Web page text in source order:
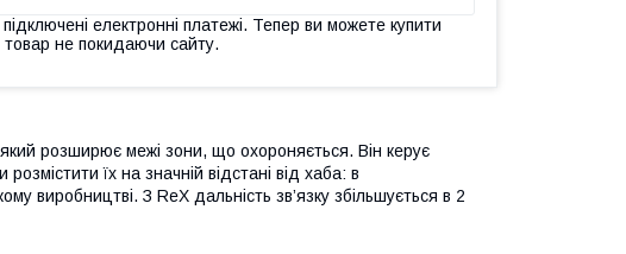
підключені електронні платежі. Тепер ви можете купити
не покидаючи сайту.
розширює межі зони, що охороняється. Він керує
їх на значній відстані від хаба: в
виробництві. З ReX дальність зв’язку збільшується в 2